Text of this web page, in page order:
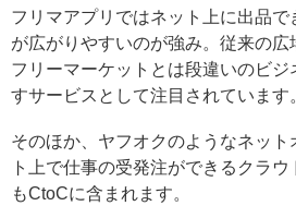
フリマアプリではネット上に出品で
が広がりやすいのが強み。従来の
フリーマーケットとは段違いのビジ
すサービスとして注目されています
そのほか、ヤフオクのようなネット
ト上で仕事の受発注ができるクラ
もCtoCに含まれます。